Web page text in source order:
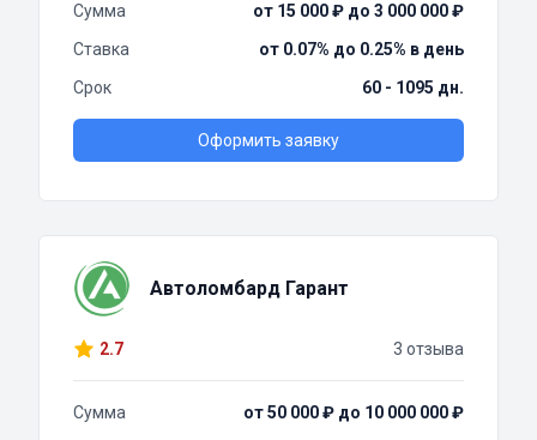
Сумма
от 15 000 ₽ до 3 000 000 ₽
Ставка
от 0.07% до 0.25% в день
Срок
60 - 1095 дн.
Оформить заявку
Автоломбард Гарант
2.7 3 отзыва
Сумма
от 50 000 ₽ до 10 000 000 ₽